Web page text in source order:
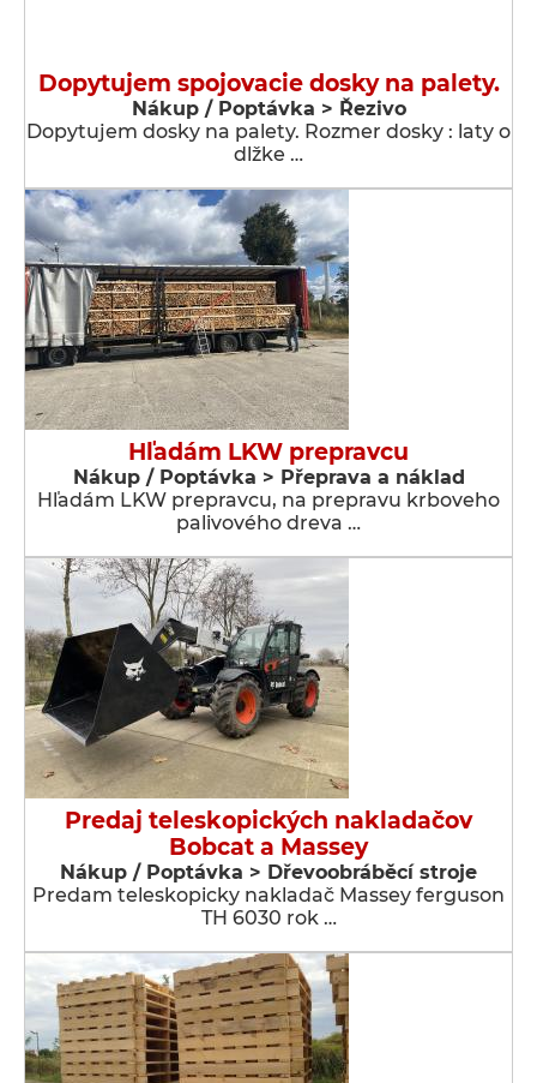
Dopytujem spojovacie dosky na palety.
Nákup / Poptávka > Řezivo
Dopytujem dosky na palety. Rozmer dosky : laty o
dlžke …
Hľadám LKW prepravcu
Nákup / Poptávka > Přeprava a náklad
Hľadám LKW prepravcu, na prepravu krboveho
palivového dreva …
Predaj teleskopických nakladačov
Bobcat a Massey
Nákup / Poptávka > Dřevoobráběcí stroje
Predam teleskopicky nakladač Massey ferguson
TH 6030 rok …